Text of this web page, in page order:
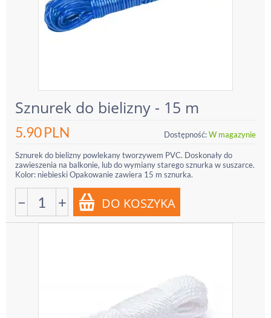
Sznurek do bielizny - 15 m
5.90PLN Dostępność:W magazynie
Sznurek do bielizny powlekany tworzywem PVC. Doskonały do
zawieszenia na balkonie, lub do wymiany starego sznurka w suszarce.
Kolor: niebieski Opakowanie zawiera 15 m sznurka.
− +